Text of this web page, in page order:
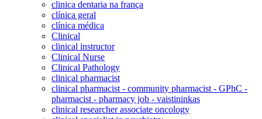
clinica dentaria na frança
clínica geral
clínica médica
Clinical
clinical instructor
Clinical Nurse
Clinical Pathology
clinical pharmacist
clinical pharmacist - community pharmacist - GPhC -
pharmacist - pharmacy job - vaistininkas
clinical researcher associate oncology